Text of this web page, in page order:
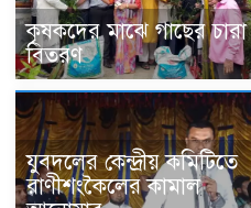
কৃষকদের মাঝে গাছের চারা
বিতরণ
যুবদলের কেন্দ্রীয় কমিটিতে
রাণীশংকৈলের কামাল